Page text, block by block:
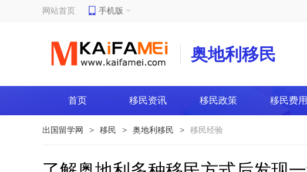
网站首页 手机版
奥地利移民
首页 移民资讯 移民政策 移民费用
出国留学网 > 移民 > 奥地利移民 > 移民经验